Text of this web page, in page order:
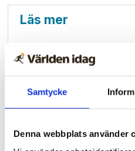
Samtycke
Denna webbplats använder
Läs mer
över
bland